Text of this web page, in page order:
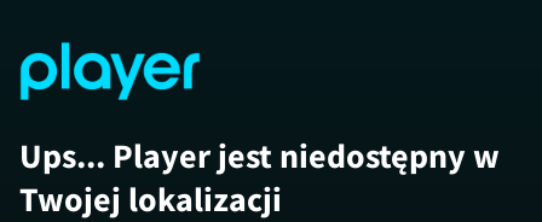
Ups... Player jest niedostępny w
Twojej lokalizacji